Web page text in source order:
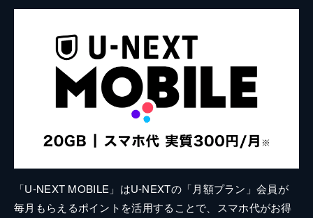
「U-NEXT MOBILE」はU-NEXTの「月額プラン」会員が
毎月もらえるポイントを活用することで、スマホ代がお得